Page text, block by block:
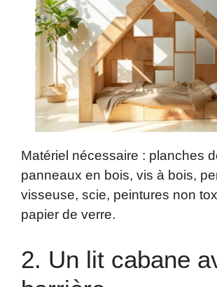
Matériel nécessaire : planches
panneaux en bois, vis à bois,
visseuse, scie, peintures non
papier de verre.
2. Un lit cabane